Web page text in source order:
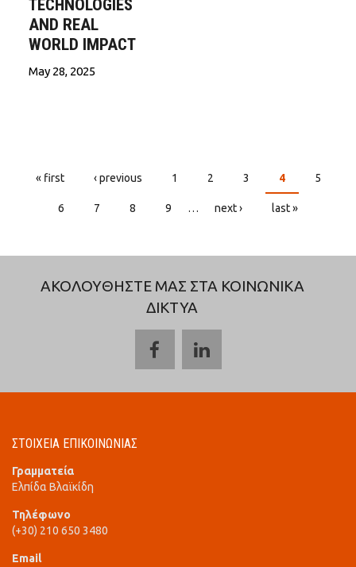
TECHNOLOGIES
AND REAL
WORLD IMPACT
May 28, 2025
« first ‹ previous 1 2 3 4 5
6 7 8 9 … next › last »
ΑΚΟΛΟΥΘΗΣΤΕ ΜΑΣ ΣΤΑ ΚΟΙΝΩΝΙΚΑ
ΔΙΚΤΥΑ
ΣΤΟΙΧΕΙΑ ΕΠΙΚΟΙΝΩΝΙΑΣ
Γραμματεία
Ελπίδα Βλαϊκίδη
Τηλέφωνο
(+30) 210 650 3480
Email